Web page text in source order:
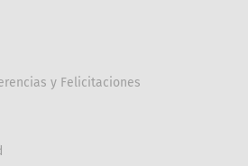
y Felicitaciones